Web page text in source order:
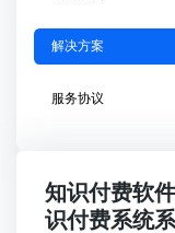
解决方案
服务协议
知识付费软
识付费系统